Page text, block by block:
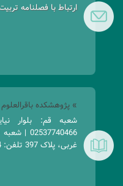
ارتباط با فصلنامه
» پژوهشکده باقرالعلوم
شعبه قم: بلوار
غربی، پلاک 397 تلفن: 02188989754